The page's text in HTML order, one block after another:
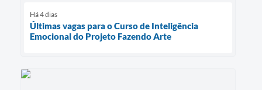
Há 4 dias
Últimas vagas para o Curso de Inteligência
Emocional do Projeto Fazendo Arte